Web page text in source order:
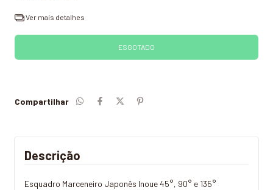
Ver mais detalhes
Compartilhar
Descrição
Esquadro Marceneiro Japonês Inoue 45°, 90° e 135°